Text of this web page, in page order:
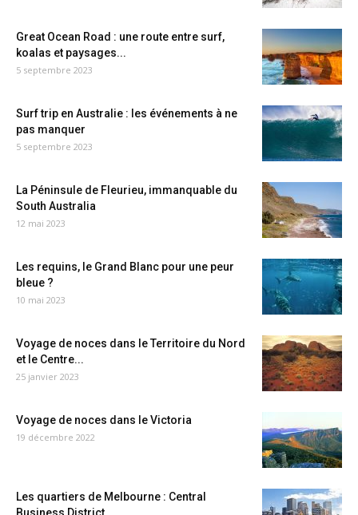
Great Ocean Road : une route entre surf,
koalas et paysages...
5 septembre 2023
Surf trip en Australie : les événements à ne
pas manquer
5 septembre 2023
La Péninsule de Fleurieu, immanquable du
South Australia
12 mai 2023
Les requins, le Grand Blanc pour une peur
bleue ?
10 mai 2023
Voyage de noces dans le Territoire du Nord
et le Centre...
25 janvier 2023
Voyage de noces dans le Victoria
19 décembre 2022
Les quartiers de Melbourne : Central